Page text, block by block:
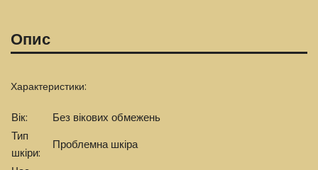
Опис
Характеристики:
Вік:
Без вікових обмежень
Тип
шкіри:
Проблемна шкіра